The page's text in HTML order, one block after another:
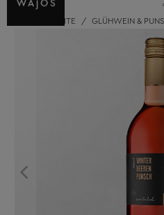
STARTSEITE
/ GLÜHWEIN &